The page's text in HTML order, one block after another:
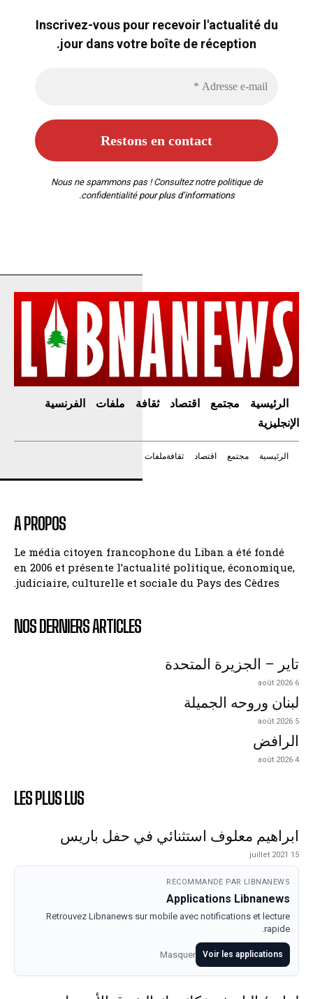
Inscrivez-vous pour recevoir l'actualité du
jour dans votre boîte de réception.
Nous ne spammons pas ! Consultez notre politique de
confidentialitépour plus d’informations.
الرئيسية مجتمع اقتصاد ثقافة ملفات
الفرنسية
الإنجليزية
الرئيسية مجتمع اقتصاد ثقافةملفات
A PROPOS
Le média citoyen francophone du Liban a été fondé
en 2006 et présente l’actualité politique, économique,
judiciaire, culturelle et sociale du Pays des Cèdres.
NOS DERNIERS ARTICLES
تاير – الجزيرة المتحدة
6 août 2026
لبنان وروحه الجميلة
5 août 2026
الرافض
4 août 2026
LES PLUS LUS
ابراهيم معلوف استثنائي في حفل باريس
15 juillet 2021
RECOMMANDE PAR LIBNANEWS
Applications Libnanews
Retrouvez Libnanews sur mobile avec notifications et lecture
rapide.
Voir les applications
Masquer